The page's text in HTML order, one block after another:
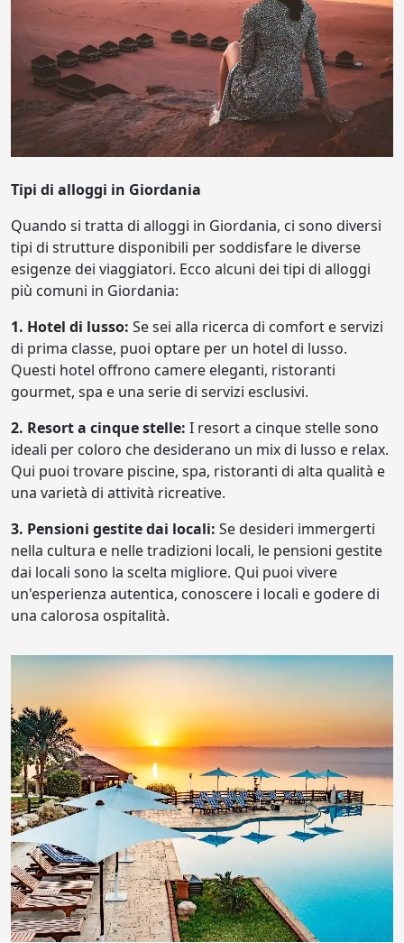
Tipi di alloggi in Giordania
Quando si tratta di alloggi in Giordania, ci sono diversi
tipi di strutture disponibili per soddisfare le diverse
esigenze dei viaggiatori. Ecco alcuni dei tipi di alloggi
più comuni in Giordania:
1. Hotel di lusso: Se sei alla ricerca di comfort e servizi
di prima classe, puoi optare per un hotel di lusso.
Questi hotel offrono camere eleganti, ristoranti
gourmet, spa e una serie di servizi esclusivi.
2. Resort a cinque stelle: I resort a cinque stelle sono
ideali per coloro che desiderano un mix di lusso e relax.
Qui puoi trovare piscine, spa, ristoranti di alta qualità e
una varietà di attività ricreative.
3. Pensioni gestite dai locali: Se desideri immergerti
nella cultura e nelle tradizioni locali, le pensioni gestite
dai locali sono la scelta migliore. Qui puoi vivere
un'esperienza autentica, conoscere i locali e godere di
una calorosa ospitalità.